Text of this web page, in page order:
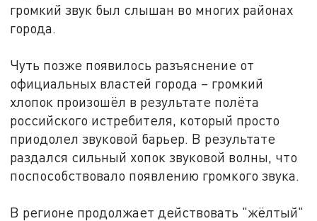
громкий звук был слышан во многих районах
города.
Чуть позже появилось разъяснение от
официальных властей города – громкий
хлопок произошёл в результате полёта
российского истребителя, который просто
приодолел звуковой барьер. В результате
раздался сильный хопок звуковой волны, что
поспособствовало появлению громкого звука.
В регионе продолжает действовать "жёлтый"